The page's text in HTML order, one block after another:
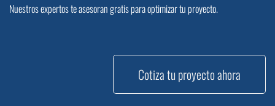
Nuestros expertos te asesoran gratis para optimizar tu proyecto.
Cotiza tu proyecto ahora